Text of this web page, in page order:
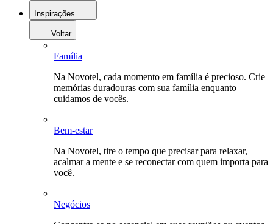
Inspirações
Voltar
Família
Na Novotel, cada momento em família é precioso. Crie
memórias duradouras com sua família enquanto
cuidamos de vocês.
Bem-estar
Na Novotel, tire o tempo que precisar para relaxar,
acalmar a mente e se reconectar com quem importa para
você.
Negócios